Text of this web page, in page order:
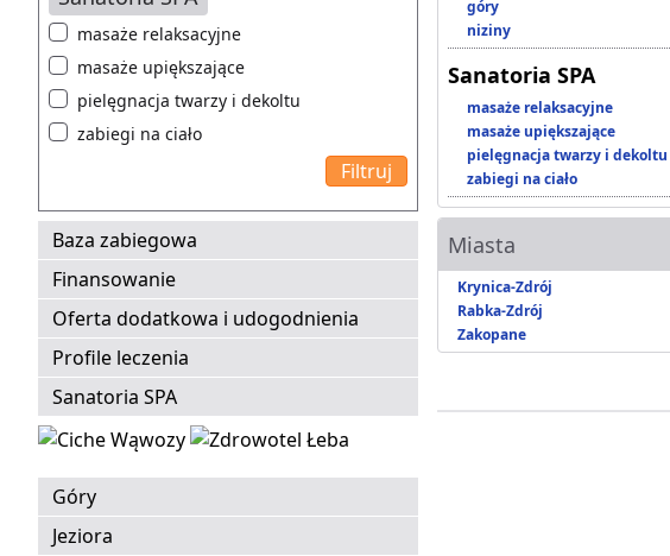
masaże relaksacyjne
masaże upiększające
pielęgnacja twarzy i dekoltu
zabiegi na ciało
Baza zabiegowa
Finansowanie
Oferta dodatkowa i udogodnienia
Profile leczenia
Sanatoria SPA
Góry
Jeziora
góry
niziny
Sanatoria SPA
masaże relaksacyjne
masaże upiększające
pielęgnacja twarzy i dekoltu
zabiegi na ciało
Miasta
Krynica-Zdrój
Rabka-Zdrój
Zakopane